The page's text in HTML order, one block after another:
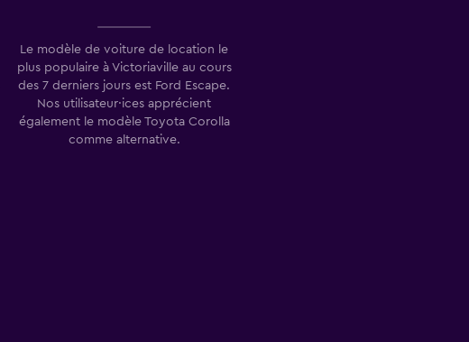
Le modèle de voiture de location le
plus populaire à Victoriaville au cours
des 7 derniers jours est Ford Escape.
Nos utilisateur·ices apprécient
également le modèle Toyota Corolla
comme alternative.